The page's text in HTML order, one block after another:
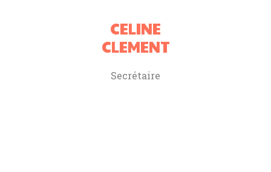
CELINE
CLEMENT
Secrétaire